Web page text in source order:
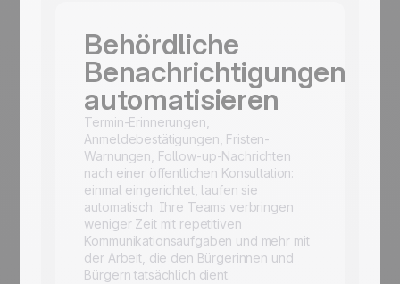
Behördliche
Benachrichtigungen
automatisieren
Termin-Erinnerungen,
Anmeldebestätigungen, Fristen-
Warnungen, Follow-up-Nachrichten
nach einer öffentlichen Konsultation:
einmal eingerichtet, laufen sie
automatisch. Ihre Teams verbringen
weniger Zeit mit repetitiven
Kommunikationsaufgaben und mehr mit
der Arbeit, die den Bürgerinnen und
Bürgern tatsächlich dient.